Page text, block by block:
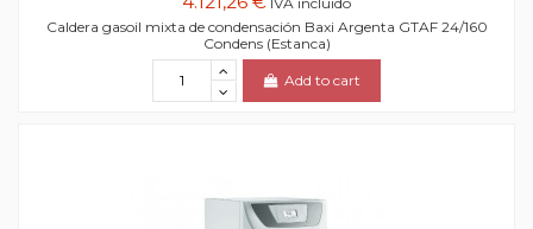
Caldera gasoil mixta de condensación Baxi Argenta GTAF 24/160
Condens (Estanca)
Add to cart